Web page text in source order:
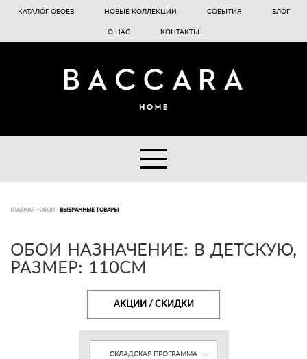
КАТАЛОГ ОБОЕВ НОВЫЕ КОЛЛЕКЦИИ СОБЫТИЯ БЛОГ
О НАС КОНТАКТЫ
ГЛАВНАЯ - ОБОИ - ВЫБРАННЫЕ ТОВАРЫ
ОБОИ НАЗНАЧЕНИЕ: В ДЕТСКУЮ,
РАЗМЕР: 110CM
АКЦИИ / СКИДКИ
СКЛАДСКАЯ ПРОГРАММА